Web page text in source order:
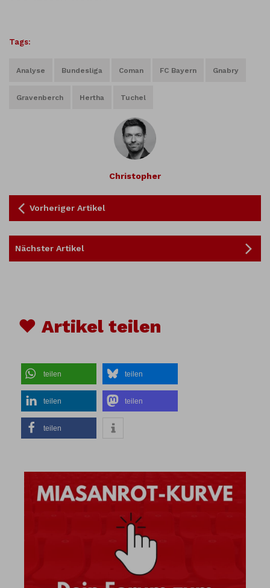
Tags:
Analyse Bundesliga Coman FC Bayern Gnabry
Gravenberch Hertha Tuchel
Christopher
Vorheriger Artikel
Nächster Artikel
♥ Artikel teilen
teilen teilen
teilen teilen
teilen